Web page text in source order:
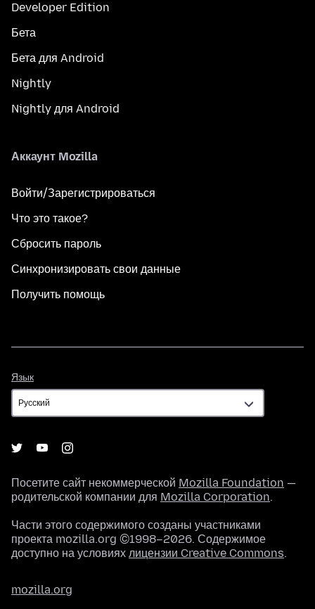
Developer Edition
Бета
Бета для Android
Nightly
Nightly для Android
Аккаунт Mozilla
Войти/Зарегистрироваться
Что это такое?
Сбросить пароль
Синхронизировать свои данные
Получить помощь
Язык
Посетите сайт некоммерческой Mozilla Foundation —
родительской компании для Mozilla Corporation.
Части этого содержимого созданы участниками
проекта mozilla.org ©1998–2026. Содержимое
доступно на условиях лицензии Creative Commons.
mozilla.org